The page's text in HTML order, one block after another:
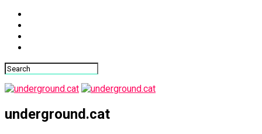
underground.cat